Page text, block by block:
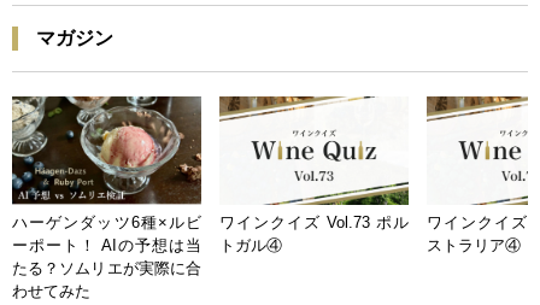
マガジン
ハーゲンダッツ6種×ルビ
ーポート！ AIの予想は当
たる？ソムリエが実際に合
わせてみた
ワインクイズ Vol.73 ポル
トガル④
ワインクイズ
ストラリア④